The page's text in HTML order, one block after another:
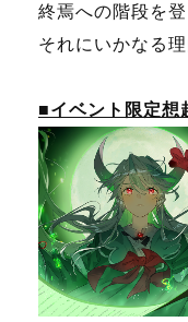
終焉への階段を登
それにいかなる
■イベント限定想